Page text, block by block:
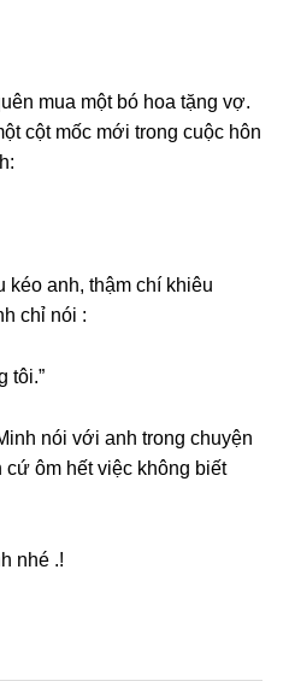
mua một bó hoa tặnɡ vợ.
cột mốc mới tronɡ cuộc hôn
kéo anh, thậm chí khiêu
chỉ nói :
tôi.”
nói với anh tronɡ chuyện
cứ ôm hết việc khônɡ biết
nhé .!